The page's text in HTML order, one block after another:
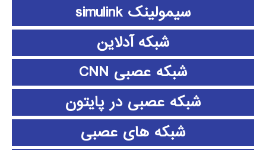
سیمولینک simulink
شبکه آدلاین
شبکه عصبی CNN
شبکه عصبی در پایتون
شبکه های عصبی